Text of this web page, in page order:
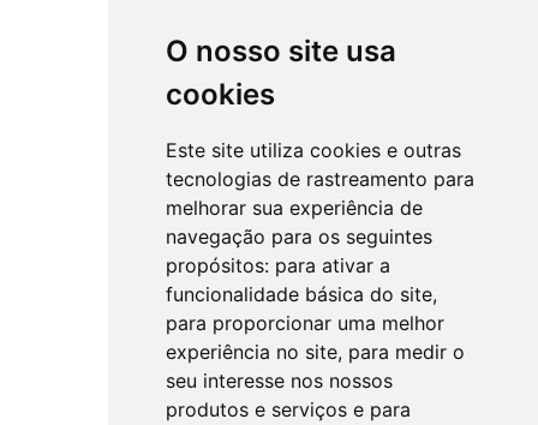
O nosso site usa
cookies
Este site utiliza cookies e outras
tecnologias de rastreamento para
melhorar sua experiência de
navegação para os seguintes
propósitos: para ativar a
funcionalidade básica do site,
para proporcionar uma melhor
experiência no site, para medir o
seu interesse nos nossos
produtos e serviços e para